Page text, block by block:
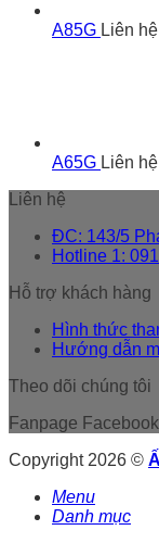
A85G Liên hệ
A65G Liên hệ
Liên hệ
ĐC: 143/5
Hotline 1:
Hỗ trợ khách hàng
Hình thức
Hướng dẫn
Theo dõi chúng tôi
Fanpage Facebook
Copyright 2026 ©
Menu
Danh mục